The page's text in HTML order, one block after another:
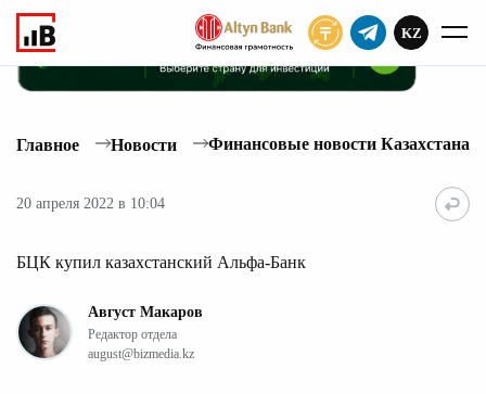
KZ
Главное Новости Финансовые новости Казахстана
20 апреля 2022 в 10:04
БЦК купил казахстанский Альфа-Банк
Август Макаров
Редактор отдела
august@bizmedia.kz